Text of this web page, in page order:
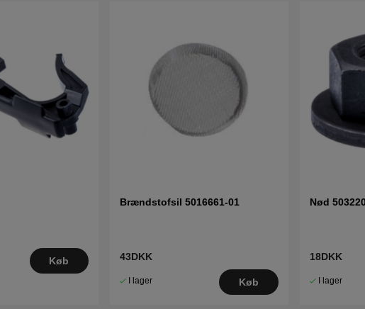
Køb
Brændstofsil 5016661-01
43DKK
I lager Køb
Nød
18DKK
I lager